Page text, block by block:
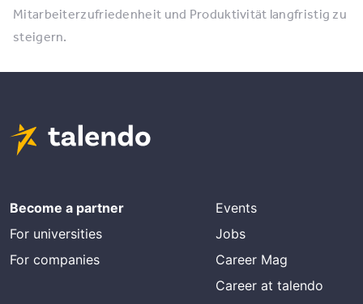
Mitarbeiterzufriedenheit und Produktivität langfristig zu
steigern.
Become a partner
For universities
For companies
Events
Jobs
Career Mag
Career at talendo